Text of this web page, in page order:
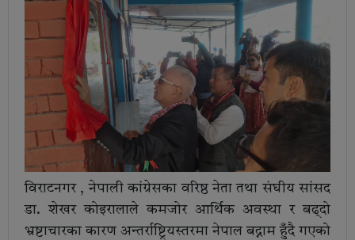
विराटनगर , नेपाली कांग्रेसका वरिष्ठ नेता तथा संघीय सांसद
डा. शेखर कोइरालाले कमजोर आर्थिक अवस्था र बढ्दो
भ्रष्टाचारका कारण अन्तर्राष्ट्रियस्तरमा नेपाल बद्नाम हुँदै गएको